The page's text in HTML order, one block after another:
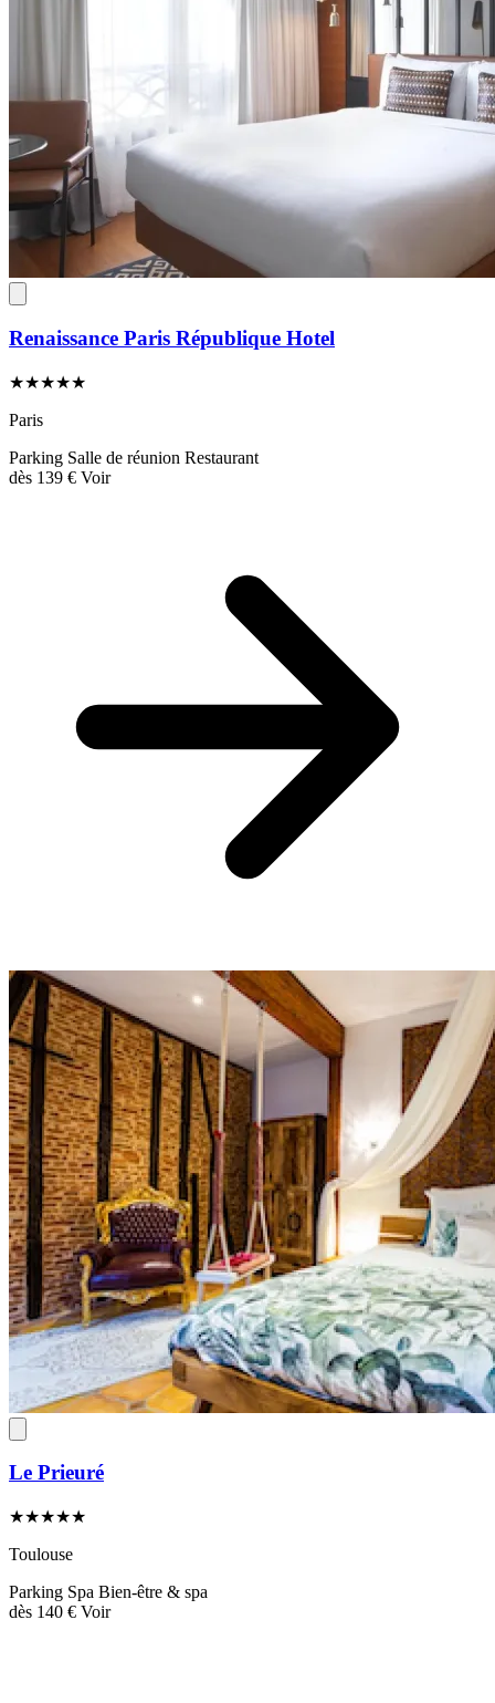
Renaissance Paris République Hotel
★★★★★
Paris
Parking Salle de réunion Restaurant
dès 139 € Voir
Le Prieuré
★★★★★
Toulouse
Parking Spa Bien-être & spa
dès 140 € Voir